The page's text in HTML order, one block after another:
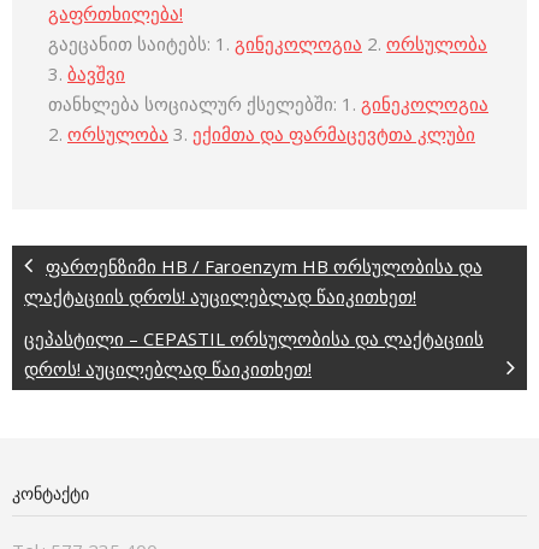
გაფრთხილება!
გაეცანით საიტებს: 1. გინეკოლოგია 2. ორსულობა
3. ბავშვი
თანხლება სოციალურ ქსელებში: 1. გინეკოლოგია
2. ორსულობა 3. ექიმთა და ფარმაცევტთა კლუბი
ფაროენზიმი HB / Faroenzym HB ორსულობისა და
ლაქტაციის დროს! აუცილებლად წაიკითხეთ!
ცეპასტილი – CEPASTIL ორსულობისა და ლაქტაციის
დროს! აუცილებლად წაიკითხეთ!
ᲙᲝᲜᲢᲐᲥᲢᲘ